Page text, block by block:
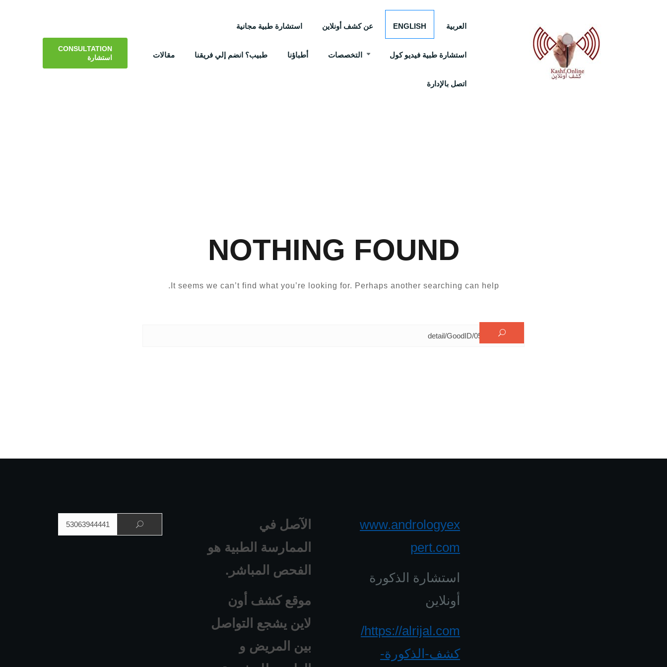
العربية ENGLISH عن كشف أونلاين استشارة طبية مجانية
استشارة طبية فيديو كول التخصصات أطباؤنا طبيب؟ انضم إلي فريقنا مقالات
اتصل بالإدارة
CONSULTATION
استشارة
NOTHING FOUND
It seems we can’t find what you’re looking for. Perhaps another searching can help.
الآصل في
الممارسة الطبية هو
الفحص المباشر.
موقع كشف أون
لاين يشجع التواصل
بين المريض و
www.andrologyex
pert.com
استشارة الذكورة
أونلاين
https://alrijal.com/
كشف-الذكورة-